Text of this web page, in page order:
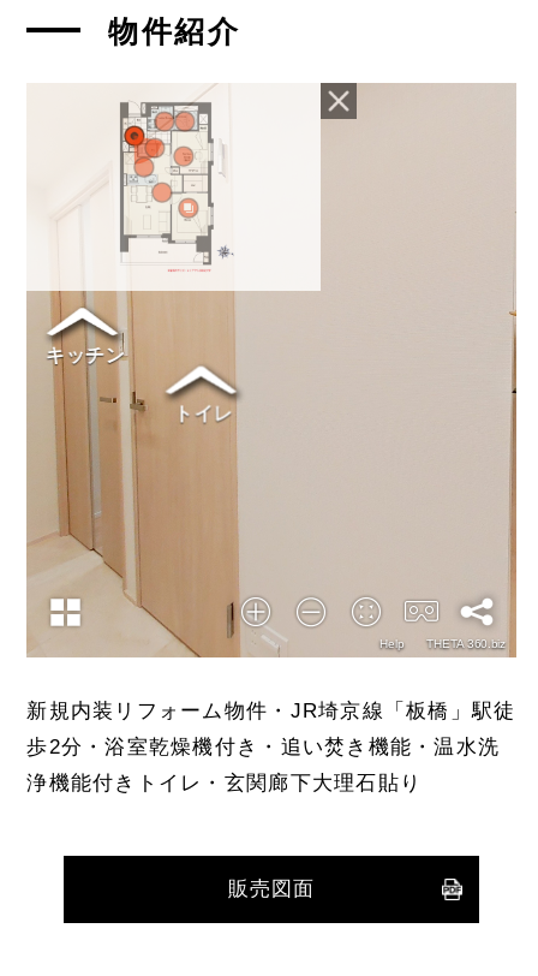
物件紹介
新規内装リフォーム物件・JR埼京線「板橋」駅徒
歩2分・浴室乾燥機付き・追い焚き機能・温水洗
浄機能付きトイレ・玄関廊下大理石貼り
販売図面